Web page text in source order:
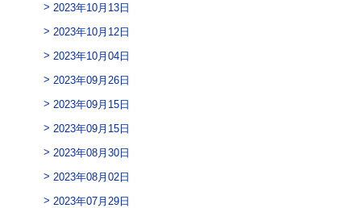
2023年10月13日
2023年10月12日
2023年10月04日
2023年09月26日
2023年09月15日
2023年09月15日
2023年08月30日
2023年08月02日
2023年07月29日